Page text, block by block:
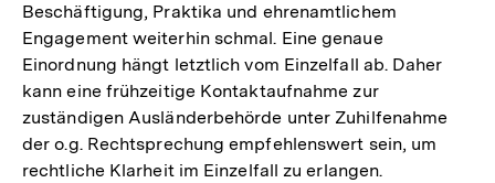
Beschäftigung, Praktika und ehrenamtlichem
Engagement weiterhin schmal. Eine genaue
Einordnung hängt letztlich vom Einzelfall ab. Daher
kann eine frühzeitige Kontaktaufnahme zur
zuständigen Ausländerbehörde unter Zuhilfenahme
der o.g. Rechtsprechung empfehlenswert sein, um
rechtliche Klarheit im Einzelfall zu erlangen.